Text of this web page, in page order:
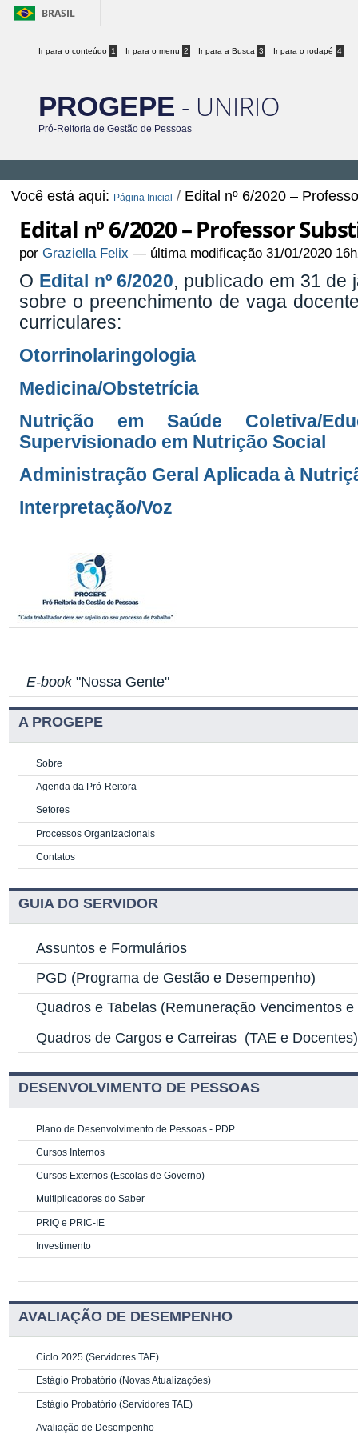
BRASIL
Ir para o conteúdo 1 Ir para o menu 2 Ir para a Busca 3 Ir para o rodapé 4
PROGEPE - UNIRIO
Pró-Reitoria de Gestão de Pessoas
Você está aqui: Página Inicial / Edital nº 6/2020 –
Edital nº 6/2020 – Professor
porGraziella Felix — última modificação 31/01/2020
O Edital nº 6/2020, publicado em 31 de
sobre o preenchimento de vaga
curriculares:
Otorrinolaringologia
Medicina/Obstetrícia
Nutrição em Saúde Coletiva/
Supervisionado em Nutrição Social
Administração Geral Aplicada à
Interpretação/Voz
E-book"Nossa Gente"
A PROGEPE
Sobre
Agenda da Pró-Reitora
Setores
Processos Organizacionais
Contatos
GUIA DO SERVIDOR
Assuntos e Formulários
PGD (Programa de Gestão e Desempenho)
Quadros e Tabelas (Remuneração Vencimentos
Quadros de Cargos e Carreiras (TAE e Docentes)
DESENVOLVIMENTO DE PESSOAS
Plano de Desenvolvimento de Pessoas - PDP
Cursos Internos
Cursos Externos (Escolas de Governo)
Multiplicadores do Saber
PRIQ e PRIC-IE
Investimento
AVALIAÇÃO DE DESEMPENHO
Ciclo 2025 (Servidores TAE)
Estágio Probatório (Novas Atualizações)
Estágio Probatório (Servidores TAE)
Avaliação de Desempenho